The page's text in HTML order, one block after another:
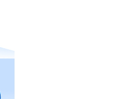
cadeaux de vos marques
cartes-cadeaux